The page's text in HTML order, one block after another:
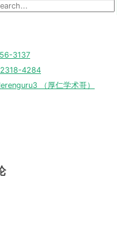
3137
4284
（厚仁学术哥）